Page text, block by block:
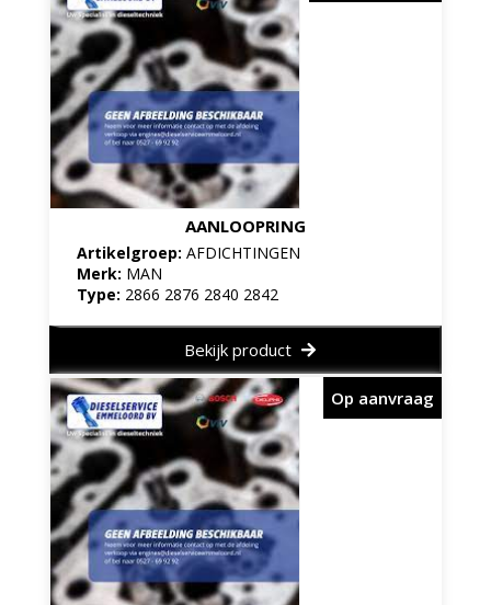
AANLOOPRING
Artikelgroep: AFDICHTINGEN
Merk: MAN
Type: 2866 2876 2840 2842
Bekijk product
Op aanvraag